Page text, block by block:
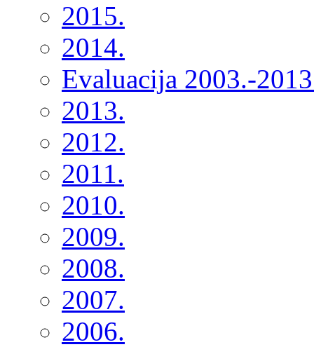
2015.
2014.
Evaluacija 2003.-
2013.
2012.
2011.
2010.
2009.
2008.
2007.
2006.